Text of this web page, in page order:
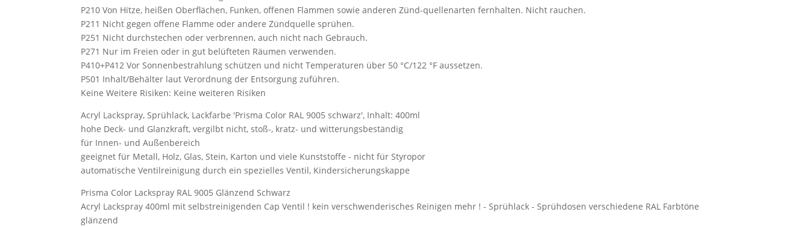
P210 Von Hitze, heißen Oberflächen, Funken, offenen Flammen sowie anderen Zünd-quellenarten fernhalten. Nicht rauchen.
P211 Nicht gegen offene Flamme oder andere Zündquelle sprühen.
P251 Nicht durchstechen oder verbrennen, auch nicht nach Gebrauch.
P271 Nur im Freien oder in gut belüfteten Räumen verwenden.
P410+P412 Vor Sonnenbestrahlung schützen und nicht Temperaturen über 50 °C/122 °F aussetzen.
P501 Inhalt/Behälter laut Verordnung der Entsorgung zuführen.
Keine Weitere Risiken: Keine weiteren Risiken
Acryl Lackspray, Sprühlack, Lackfarbe 'Prisma Color RAL 9005 schwarz', Inhalt: 400ml
hohe Deck- und Glanzkraft, vergilbt nicht, stoß-, kratz- und witterungsbeständig
für Innen- und Außenbereich
geeignet für Metall, Holz, Glas, Stein, Karton und viele Kunststoffe - nicht für Styropor
automatische Ventilreinigung durch ein spezielles Ventil, Kindersicherungskappe
Prisma Color Lackspray RAL 9005 Glänzend Schwarz
Acryl Lackspray 400ml mit selbstreinigenden Cap Ventil ! kein verschwenderisches Reinigen mehr ! - Sprühlack - Sprühdosen verschiedene RAL Farbtöne
glänzend